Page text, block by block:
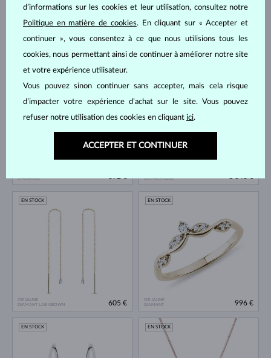
DIAMANT & DIAMANT
735 €
SAPHIR BLEU & DIAMANT
1 518 €
ÉMERAUDE
692 €
DU PACIFIQUE
1 648 €
OR JAUNE
DIAMANT LAB GROWN
EN STOCK
605 €
OR JAUNE
DIAMANT
EN STOCK
996 €
EN STOCK EN STOCK
d’informations sur les cookies et leur utilisation, consultez notre
Politique en matière de cookies. En cliquant sur « Accepter et
continuer », vous consentez à ce que nous utilisions tous les
cookies, nous permettant ainsi de continuer à améliorer notre site
et votre expérience utilisateur.
Vous pouvez sinon continuer sans accepter, mais cela risque
d’impacter votre expérience d’achat sur le site. Vous pouvez
refuser notre utilisation des cookies en cliquant ici.
ACCEPTER ET CONTINUER